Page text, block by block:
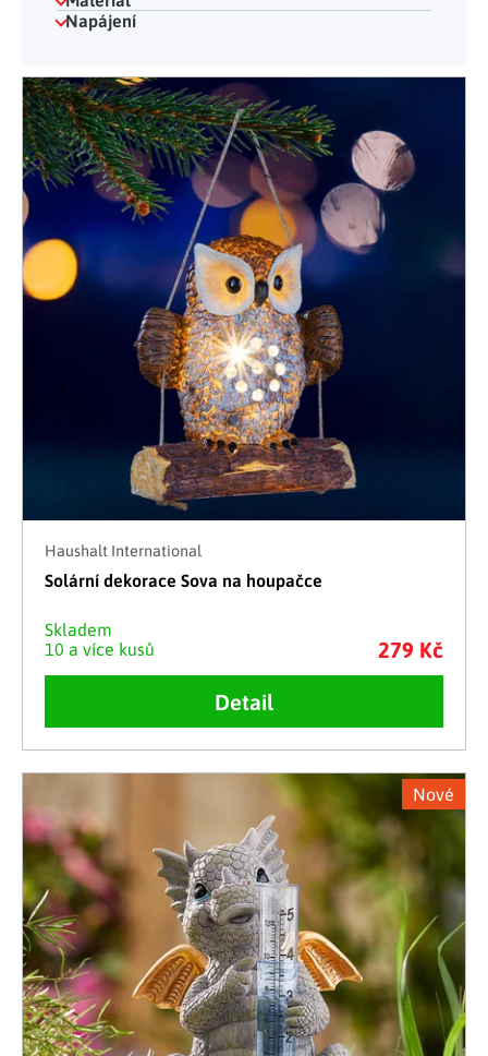
Napájení
Výpis produktů
Haushalt International
Solární dekorace Sova na houpačce
Skladem
10 a více kusů
279 Kč
Detail
Nové